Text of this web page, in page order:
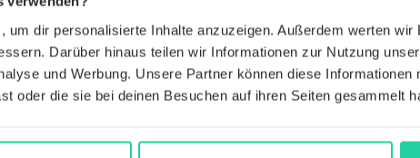
um dir personalisierte Inhalte anzuzeigen. Außerdem werten
Darüber hinaus teilen wir Informationen zur Nutzung
und Werbung. Unsere Partner können diese Informationen
oder die sie bei deinen Besuchen auf ihren Seiten gesammelt